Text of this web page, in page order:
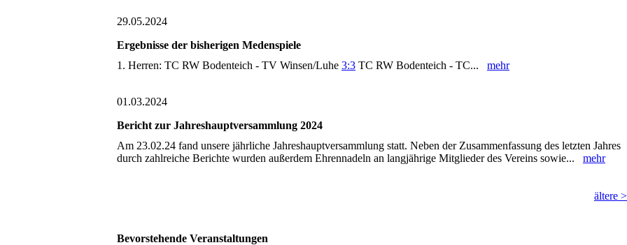
29.05.2024
Ergebnisse der bisherigen Medenspiele
1. Herren: TC RW Bodenteich - TV Winsen/Luhe 3:3 TC RW Bodenteich - TC... mehr
01.03.2024
Bericht zur Jahreshauptversammlung 2024
Am 23.02.24 fand unsere jährliche Jahreshauptversammlung statt. Neben der Zusammenfassung des letzten Jahres
durch zahlreiche Berichte wurden außerdem Ehrennadeln an langjährige Mitglieder des Vereins sowie... mehr
ältere
Bevorstehende Veranstaltungen